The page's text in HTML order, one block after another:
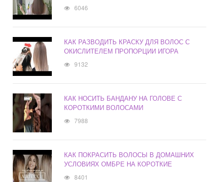
6046
КАК РАЗВОДИТЬ КРАСКУ ДЛЯ ВОЛОС С
ОКИСЛИТЕЛЕМ ПРОПОРЦИИ ИГОРА
9132
КАК НОСИТЬ БАНДАНУ НА ГОЛОВЕ С
КОРОТКИМИ ВОЛОСАМИ
7988
КАК ПОКРАСИТЬ ВОЛОСЫ В ДОМАШНИХ
УСЛОВИЯХ ОМБРЕ НА КОРОТКИЕ
8401